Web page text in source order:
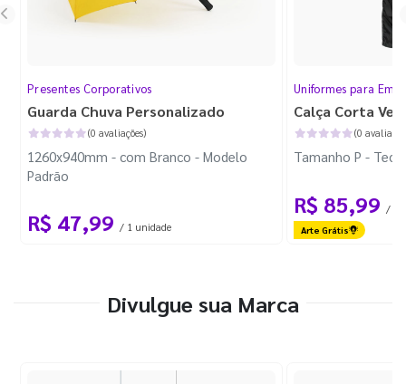
Presentes Corporativos
Guarda Chuva Personalizado
(0 avaliações)
1260x940mm - com Branco - Modelo
Padrão
R$ 47,99 / 1 unidade
Uniformes para
Calça Corta
(0
Tamanho P -
R$ 85,99 / 1
Arte Grátis
Divulgue sua Marca